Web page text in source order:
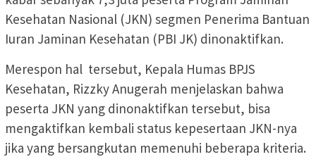
Kesehatan Nasional (JKN) segmen Penerima Bantuan
Iuran Jaminan Kesehatan (PBI JK) dinonaktifkan.
Merespon hal tersebut, Kepala Humas BPJS
Kesehatan, Rizzky Anugerah menjelaskan bahwa
peserta JKN yang dinonaktifkan tersebut, bisa
mengaktifkan kembali status kepesertaan JKN-nya
jika yang bersangkutan memenuhi beberapa kriteria.